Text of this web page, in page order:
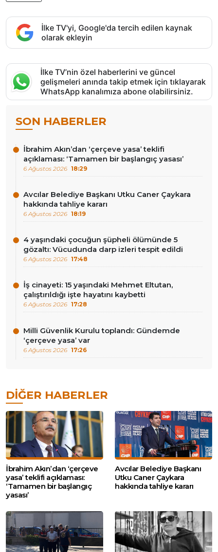
İlke TV'yi, Google'da tercih edilen kaynak
olarak ekleyin
İlke TV’nin özel haberlerini ve güncel
gelişmeleri anında takip etmek için tıklayarak
WhatsApp kanalımıza abone olabilirsiniz.
SON HABERLER
İbrahim Akın’dan ‘çerçeve yasa’ teklifi
açıklaması: ‘Tamamen bir başlangıç yasası’
6 Ağustos 2026 18:29
Avcılar Belediye Başkanı Utku Caner Çaykara
hakkında tahliye kararı
6 Ağustos 2026 18:19
4 yaşındaki çocuğun şüpheli ölümünde 5
gözaltı: Vücudunda darp izleri tespit edildi
6 Ağustos 2026 17:48
İş cinayeti: 15 yaşındaki Mehmet Eltutan,
çalıştırıldığı işte hayatını kaybetti
6 Ağustos 2026 17:28
Milli Güvenlik Kurulu toplandı: Gündemde
‘çerçeve yasa’ var
6 Ağustos 2026 17:26
DIĞER HABERLER
İbrahim Akın’dan ‘çerçeve
yasa’ teklifi açıklaması:
‘Tamamen bir başlangıç
yasası’
Avcılar Belediye Başkanı
Utku Caner Çaykara
hakkında tahliye kararı